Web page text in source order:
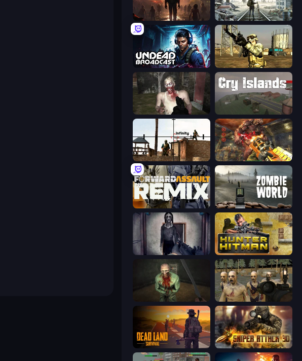
Attack of the Dead Backwoods
Undead Broadcast Mountain Operation
Zombie Mayhem Online
Lethal Sniper 3D: Army Soldier Cemetery Warrior 4
Forward Assault Remix Zombie World
Slendrina Must Die: The Cellar Hunter Hitman
Shoot Your Nightmare: The Beginning Zombie Survival Ultimate
Dead Land: Survival Sniper Attack 3D: Shooting War